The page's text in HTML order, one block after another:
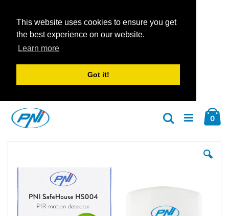
This website uses cookies to ensure you get
the best experience on our website.
Learn more
Got it!
Inhalt
springen
0
Suche
Bildgalerie